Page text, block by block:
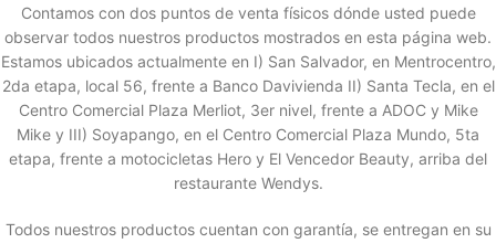
Contamos con dos puntos de venta físicos dónde usted puede
observar todos nuestros productos mostrados en esta página web.
Estamos ubicados actualmente en I) San Salvador, en Mentrocentro,
2da etapa, local 56, frente a Banco Davivienda II) Santa Tecla, en el
Centro Comercial Plaza Merliot, 3er nivel, frente a ADOC y Mike
Mike y III) Soyapango, en el Centro Comercial Plaza Mundo, 5ta
etapa, frente a motocicletas Hero y El Vencedor Beauty, arriba del
restaurante Wendys.
Todos nuestros productos cuentan con garantía, se entregan en su